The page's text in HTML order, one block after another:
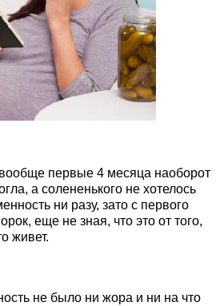
первые 4 месяца наоборот
а солененького не хотелось
ни разу, зато с первого
еще не зная, что это от того,
живет.
не было ни жора и ни на что